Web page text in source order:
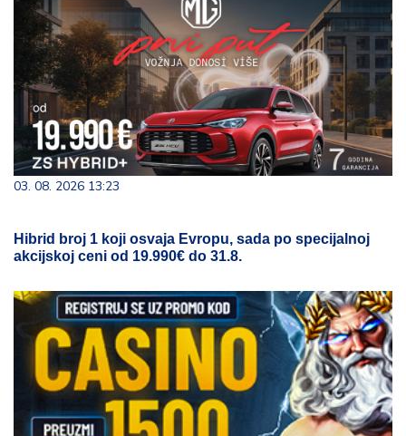
03. 08. 2026 13:23
Hibrid broj 1 koji osvaja Evropu, sada po specijalnoj
akcijskoj ceni od 19.990€ do 31.8.